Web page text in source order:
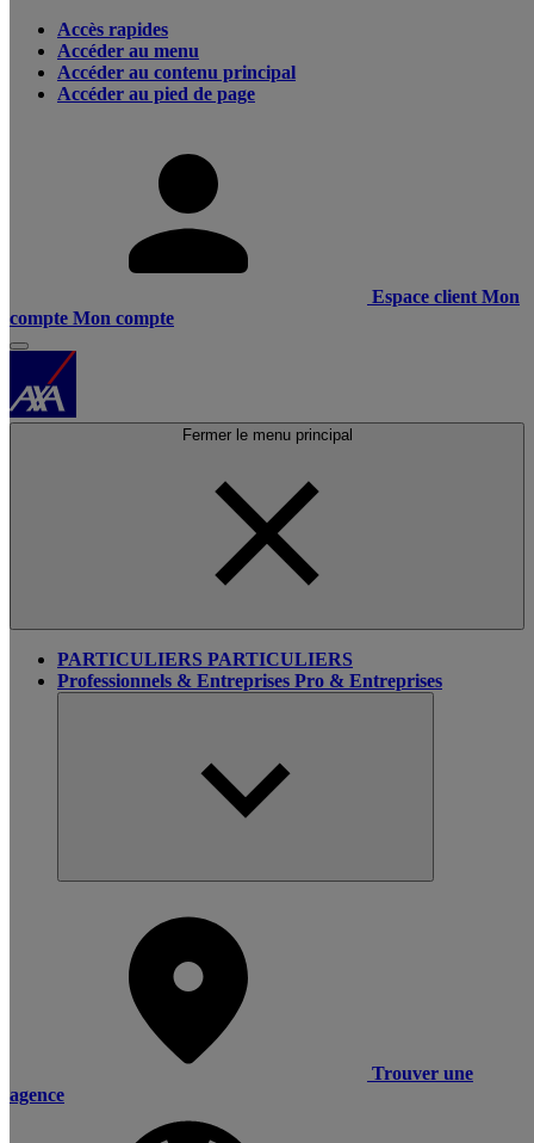
Accès rapides
Accéder au menu
Accéder au contenu principal
Accéder au pied de page
Espace client Mon
compte Mon compte
Fermer le menu principal
PARTICULIERS PARTICULIERS
Professionnels & Entreprises Pro & Entreprises
Trouver une
agence